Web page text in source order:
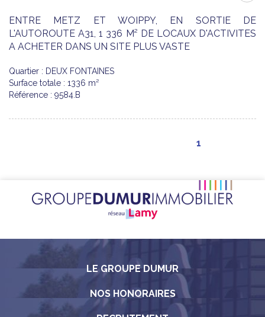
ENTRE METZ ET WOIPPY, EN SORTIE DE
L'AUTOROUTE A31, 1 336 M² DE LOCAUX D'ACTIVITES
A ACHETER DANS UN SITE PLUS VASTE
Quartier : DEUX FONTAINES
Surface totale : 1336 m²
Référence : 9584.B
1
LE GROUPE DUMUR
NOS HONORAIRES